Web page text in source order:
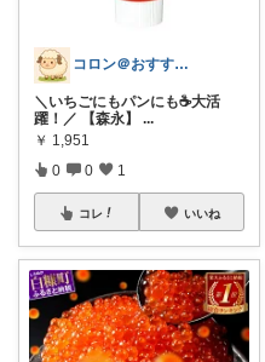
コロン＠おすすめ商品ピックアップ
＼いちごにもパンにも☕大活
躍！／ 【森永】
...
￥ 1,951
0 0 1
コレ いいね